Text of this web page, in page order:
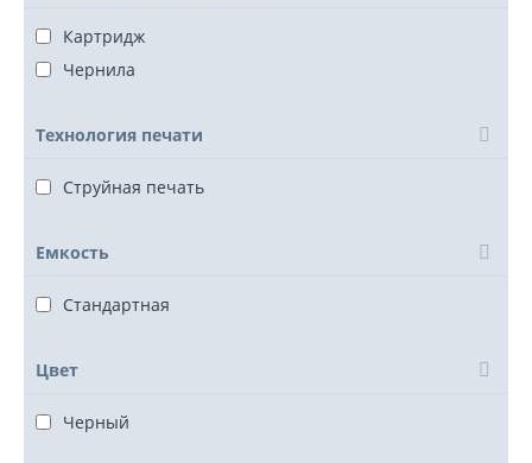
Картридж
Чернила
Технология печати
Струйная печать
Емкость
Стандартная
Цвет
Черный